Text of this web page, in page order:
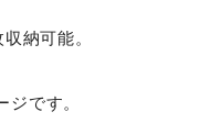
納可能。
です。